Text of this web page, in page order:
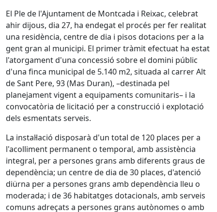
El Ple de l'Ajuntament de Montcada i Reixac, celebrat
ahir dijous, dia 27, ha endegat el procés per fer realitat
una residència, centre de dia i pisos dotacions per a la
gent gran al municipi. El primer tràmit efectuat ha estat
l'atorgament d'una concessió sobre el domini públic
d'una finca municipal de 5.140 m2, situada al carrer Alt
de Sant Pere, 93 (Mas Duran), –destinada pel
planejament vigent a equipaments comunitaris– i la
convocatòria de licitació per a construcció i explotació
dels esmentats serveis.
La instal·lació disposarà d'un total de 120 places per a
l'acolliment permanent o temporal, amb assistència
integral, per a persones grans amb diferents graus de
dependència; un centre de dia de 30 places, d'atenció
diürna per a persones grans amb dependència lleu o
moderada; i de 36 habitatges dotacionals, amb serveis
comuns adreçats a persones grans autònomes o amb